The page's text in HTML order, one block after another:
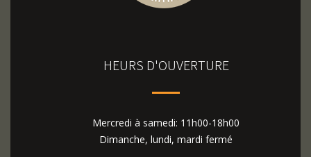
HEURS D'OUVERTURE
Mercredi à samedi: 11h00-18h00
Dimanche, lundi, mardi fermé